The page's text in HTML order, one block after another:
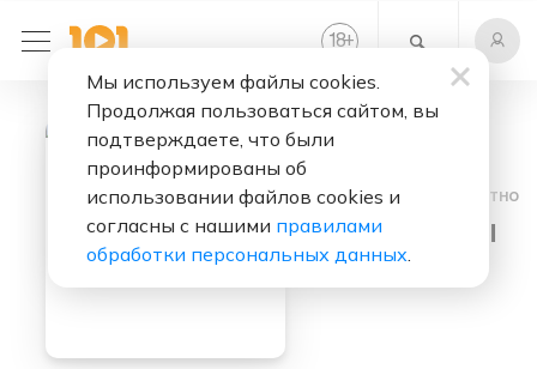
18+
Слушать бесплатно
Snow Patrol
Мы используем файлы cookies.
Продолжая пользоваться сайтом, вы
подтверждаете, что были
проинформированы об
использовании файлов cookies и
согласны с нашими правилами
обработки персональных данных.